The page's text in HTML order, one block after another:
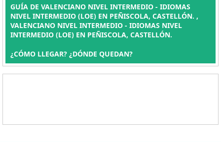
GUÍA DE VALENCIANO NIVEL INTERMEDIO - IDIOMAS
NIVEL INTERMEDIO (LOE) EN PEÑISCOLA, CASTELLÓN. ,
VALENCIANO NIVEL INTERMEDIO - IDIOMAS NIVEL
INTERMEDIO (LOE) EN PEÑISCOLA, CASTELLÓN.
¿CÓMO LLEGAR? ¿DÓNDE QUEDAN?